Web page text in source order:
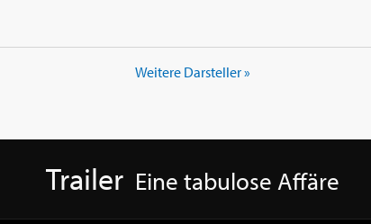
Weitere Darsteller »
Trailer Eine tabulose Affäre